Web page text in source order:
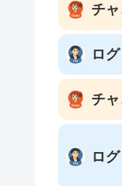
チャ
ログ
チャ
ログ